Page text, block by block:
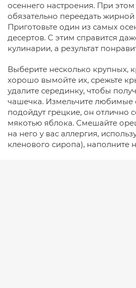
осеннего настроения. При
обязательно переедать
Приготовьте один из самых
десертов. С этим справится
кулинарии, а результат
Выберите несколько крупных,
хорошо вымойте их, срежьте
удалите серединку, чтобы
чашечка. Измельчите любимые
подойдут грецкие, он отлично
мякотью яблока. Смешайте
на него у вас аллергия,
кленового сиропа), наполните